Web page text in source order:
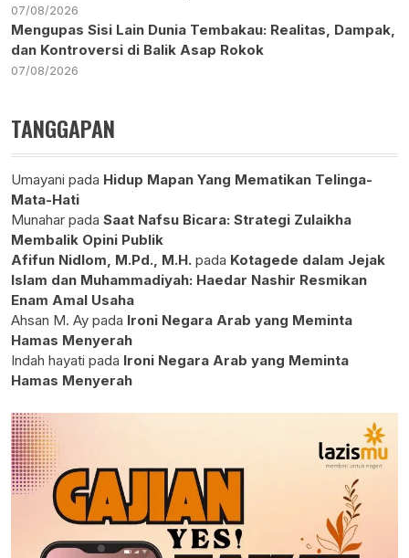
07/08/2026
Mengupas Sisi Lain Dunia Tembakau: Realitas, Dampak,
dan Kontroversi di Balik Asap Rokok
07/08/2026
TANGGAPAN
Umayani pada Hidup Mapan Yang Mematikan Telinga-
Mata-Hati
Munahar pada Saat Nafsu Bicara: Strategi Zulaikha
Membalik Opini Publik
Afifun Nidlom, M.Pd., M.H. pada Kotagede dalam Jejak
Islam dan Muhammadiyah: Haedar Nashir Resmikan
Enam Amal Usaha
Ahsan M. Ay pada Ironi Negara Arab yang Meminta
Hamas Menyerah
Indah hayati pada Ironi Negara Arab yang Meminta
Hamas Menyerah